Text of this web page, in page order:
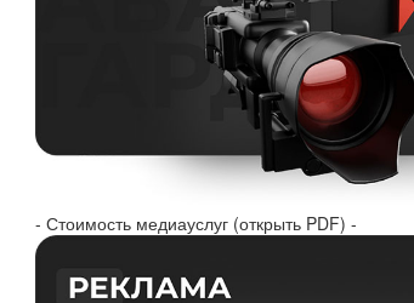
- Стоимость медиауслуг (открыть PDF) -